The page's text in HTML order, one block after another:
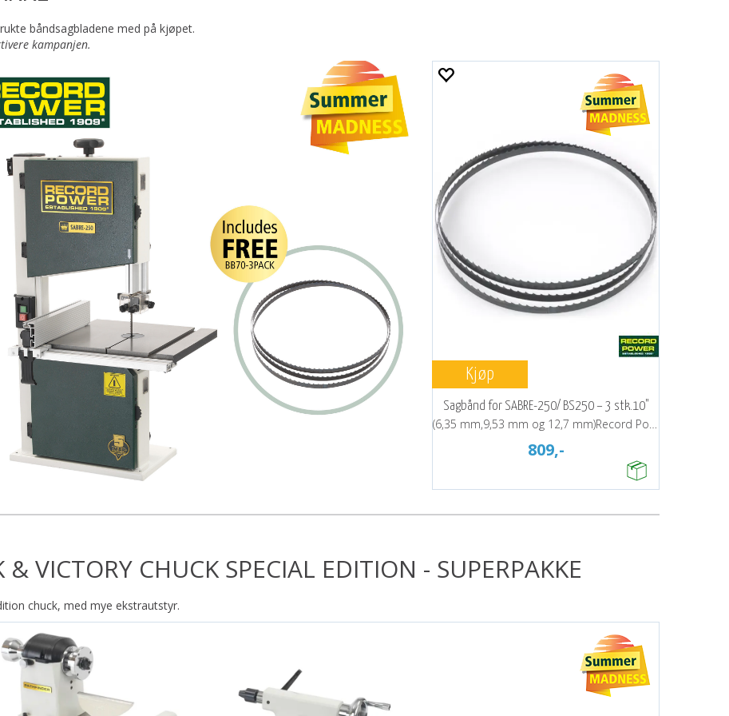
båndsagbladene med på kjøpet.
kampanjen.
Kjøp
Sagbånd for SABRE-250/ BS250 – 3 stk.10"
(6,35 mm,9,53 mm og 12,7 mm)Record Power
809,-
VICTORY CHUCK SPECIAL EDITION - SUPERPAKKE
chuck, med mye ekstrautstyr.